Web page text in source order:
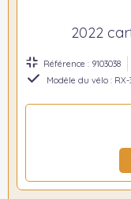
2022
Référence : 9103038
Modèle du vélo :